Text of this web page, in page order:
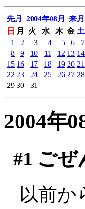
先月 2004年08月
来月
日
月 火 水 木 金 土
1
2 3 4 5 6
7
8
9 10 11 12 13 14
15 16 17 18 19 20 21
22 23 24 25 26 27 28
29 30 31
2004年
#1 ごぜ
以前か